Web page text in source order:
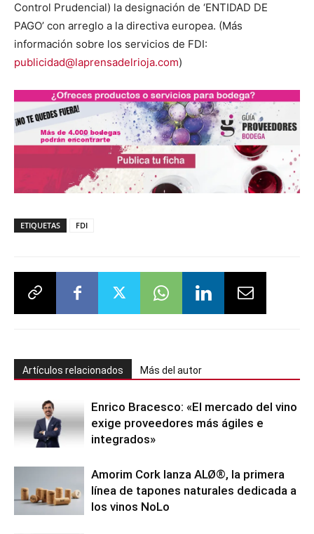
Control Prudencial) la designación de ‘ENTIDAD DE
PAGO’ con arreglo a la directiva europea. (Más
información sobre los servicios de FDI:
publicidad@laprensadelrioja.com)
ETIQUETAS FDI
Artículos relacionados Más del autor
Enrico Bracesco: «El mercado del vino
exige proveedores más ágiles e
integrados»
Amorim Cork lanza ALØ®, la primera
línea de tapones naturales dedicada a
los vinos NoLo